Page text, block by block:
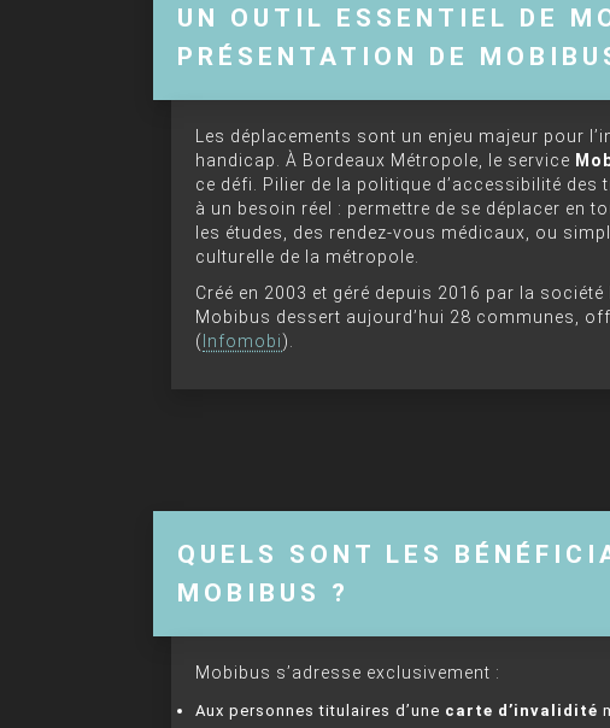
UN OUTIL ESSENTIEL DE
PRÉSENTATION DE
Les déplacements sont un enjeu majeur pour
handicap. À Bordeaux Métropole, le service
ce défi. Pilier de la politique d’accessibilité
à un besoin réel : permettre de se déplacer en
les études, des rendez-vous médicaux, ou
culturelle de la métropole.
Créé en 2003 et géré depuis 2016 par la
Mobibus dessert aujourd’hui 28 communes,
( Infomobi).
QUELS SONT LES
MOBIBUS ?
Mobibus s’adresse exclusivement :
Aux personnes titulaires d’une carte d’invalidité